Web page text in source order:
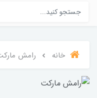
خانه رامش